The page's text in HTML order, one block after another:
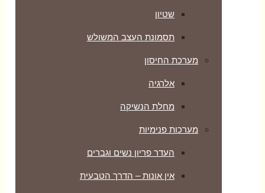
שטיון
תסמונת העצב המשולש
מערכת החיסון
אלרגיה
מחלת הנשיקה
מערכות פנימיות
העדר פריון נשים וגברים
אין אונות – הדרך הטבעית